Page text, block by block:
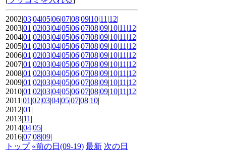
2002|03|04|05|06|07|08|09|10|11 |12|
2003|01 |02|03|04|05|06|07|08|09|10|11 |12|
2004|01 |02|03|04|05|06|07|08|09|10|11 |12|
2005|01 |02|03|04|05|06|07|08|09|10|11 |12|
2006|01 |02|03|04|05|06|07|08|09|10|11 |12|
2007|01 |02|03|04|05|06|07|08|09|10|11 |12|
2008|01 |02|03|04|05|06|07|08|09|10|11 |12|
2009|01 |02|03|04|05|06|07|08|09|10|11 |12|
2010|01 |02|03|04|05|06|07|08|09|10|11 |12|
2011|01 |02|03|04|05|07|08|10|
2012|01 |
2013|11 |
2014|04|05|
2016|07|08|09|
トップ «前の日(09-19) 最新 次の日